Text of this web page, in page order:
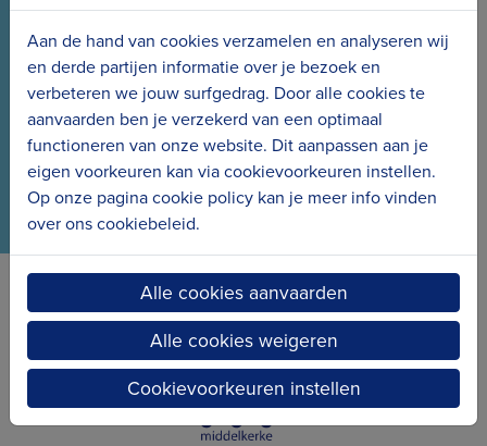
VOLG ONS VIA ONZE SOCIALS
Wees meteen op de hoogte van het laatste nieuws
en de nieuwe projecten.
Erfgoedcel Kusterfgoed verbindt
Aan de hand van cookies verzamelen en analyseren wij
en derde partijen informatie over je bezoek en
verbeteren we jouw surfgedrag. Door alle cookies te
aanvaarden ben je verzekerd van een optimaal
functioneren van onze website. Dit aanpassen aan je
eigen voorkeuren kan via cookievoorkeuren instellen.
Op onze pagina cookie policy kan je meer info vinden
over ons cookiebeleid.
Alle cookies aanvaarden
Alle cookies weigeren
Cookievoorkeuren instellen